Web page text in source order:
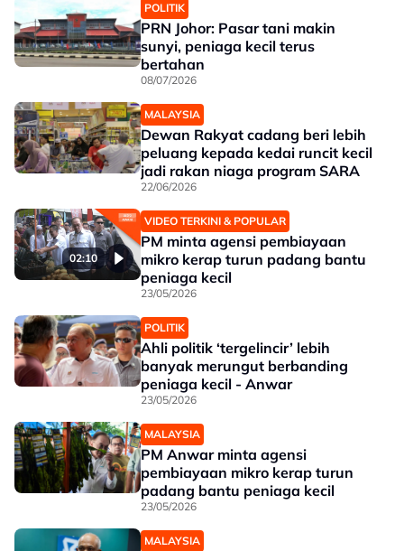
POLITIK
PRN Johor: Pasar tani makin
sunyi, peniaga kecil terus
bertahan
08/07/2026
MALAYSIA
Dewan Rakyat cadang beri lebih
peluang kepada kedai runcit kecil
jadi rakan niaga program SARA
22/06/2026
02:10
VIDEO TERKINI & POPULAR
PM minta agensi pembiayaan
mikro kerap turun padang bantu
peniaga kecil
23/05/2026
POLITIK
Ahli politik ‘tergelincir’ lebih
banyak merungut berbanding
peniaga kecil - Anwar
23/05/2026
MALAYSIA
PM Anwar minta agensi
pembiayaan mikro kerap turun
padang bantu peniaga kecil
23/05/2026
MALAYSIA